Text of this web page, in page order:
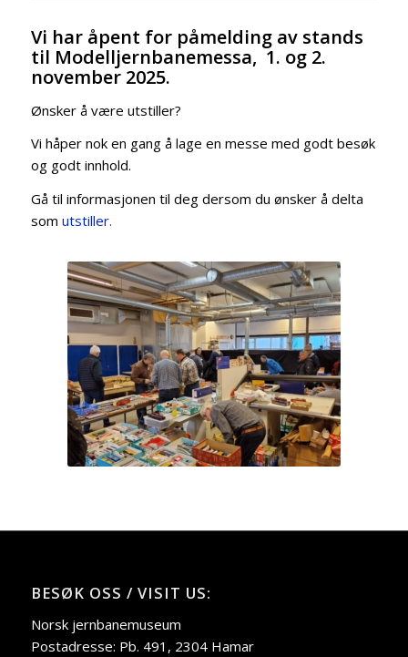
Vi har åpent for påmelding av stands
til Modelljernbanemessa, 1. og 2.
november 2025.
Ønsker å være utstiller?
Vi håper nok en gang å lage en messe med godt besøk
og godt innhold.
Gå til informasjonen til deg dersom du ønsker å delta
som utstiller.
BESØK OSS / VISIT US:
Norsk jernbanemuseum
Postadresse: Pb. 491, 2304 Hamar